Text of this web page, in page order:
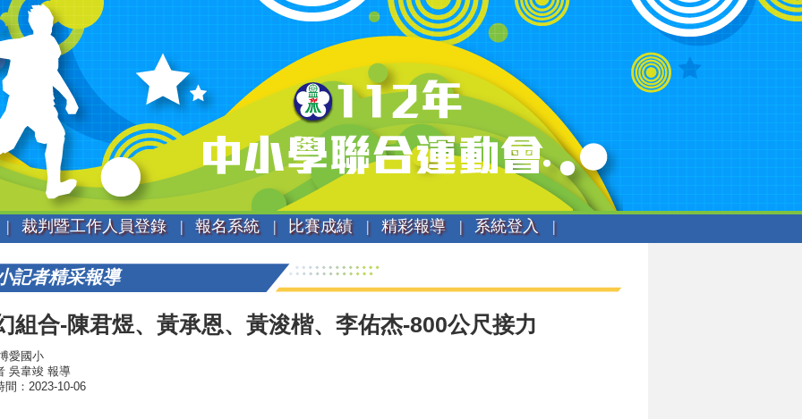
| 裁判暨工作人員登錄 | 報名系統 | 比賽成績 | 精彩報導 | 系統登入 |
記者精采報導
組合-陳君煜、黃承恩、黃浚楷、李佑杰-800公尺接力
愛國小
吳韋竣 報導
間：2023-10-06